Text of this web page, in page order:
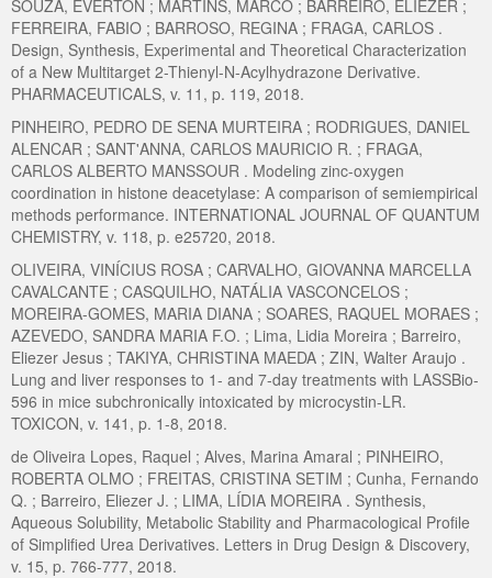
SOUZA, EVERTON ; MARTINS, MARCO ; BARREIRO, ELIEZER ;
FERREIRA, FABIO ; BARROSO, REGINA ; FRAGA, CARLOS .
Design, Synthesis, Experimental and Theoretical Characterization
of a New Multitarget 2-Thienyl-N-Acylhydrazone Derivative.
PHARMACEUTICALS, v. 11, p. 119, 2018.
PINHEIRO, PEDRO DE SENA MURTEIRA ; RODRIGUES, DANIEL
ALENCAR ; SANT'ANNA, CARLOS MAURICIO R. ; FRAGA,
CARLOS ALBERTO MANSSOUR . Modeling zinc-oxygen
coordination in histone deacetylase: A comparison of semiempirical
methods performance. INTERNATIONAL JOURNAL OF QUANTUM
CHEMISTRY, v. 118, p. e25720, 2018.
OLIVEIRA, VINÍCIUS ROSA ; CARVALHO, GIOVANNA MARCELLA
CAVALCANTE ; CASQUILHO, NATÁLIA VASCONCELOS ;
MOREIRA-GOMES, MARIA DIANA ; SOARES, RAQUEL MORAES ;
AZEVEDO, SANDRA MARIA F.O. ; Lima, Lidia Moreira ; Barreiro,
Eliezer Jesus ; TAKIYA, CHRISTINA MAEDA ; ZIN, Walter Araujo .
Lung and liver responses to 1- and 7-day treatments with LASSBio-
596 in mice subchronically intoxicated by microcystin-LR.
TOXICON, v. 141, p. 1-8, 2018.
de Oliveira Lopes, Raquel ; Alves, Marina Amaral ; PINHEIRO,
ROBERTA OLMO ; FREITAS, CRISTINA SETIM ; Cunha, Fernando
Q. ; Barreiro, Eliezer J. ; LIMA, LÍDIA MOREIRA . Synthesis,
Aqueous Solubility, Metabolic Stability and Pharmacological Profile
of Simplified Urea Derivatives. Letters in Drug Design & Discovery,
v. 15, p. 766-777, 2018.